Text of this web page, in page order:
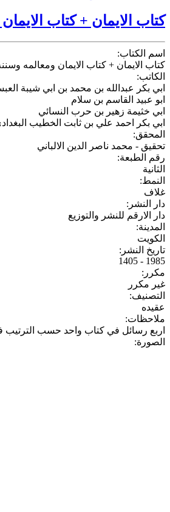
كتاب الايمان + كتاب
اسم الكتاب:
كتاب الايمان + كتاب الايمان ومعالمه
الكاتب:
ابي بكر عبدالله بن محمد بن ابي شيبة
ابو عبيد القاسم بن سلام
ابي خثيمة زهير بن حرب النسائي
ابي بكر احمد علي بن ثابت الخطيب
المحقق:
تحقيق - محمد ناصر الدين الالباني
رقم الطبعة:
الثانية
النمط:
غلاف
دار النشر:
دار الارقم للنشر والتوزيع
المدينة:
الكويت
تاريخ النشر:
1985 - 1405
مكرر:
غير مكرر
التصنيف:
عقيده
ملاحظات:
اربع رسائل في كتاب واحد حسب الترتيب
الصورة: